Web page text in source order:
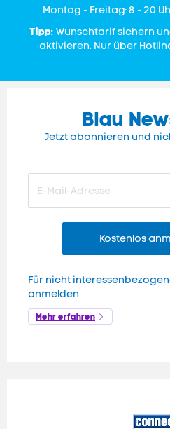
Mon­tag - Freitag: 8 - 20
Tipp: Wunschtarif sichern
aktivieren. Nur über
Blau
Jetzt abonnieren und
Kostenlos
Für nicht
anmelden.
Mehr erfahren